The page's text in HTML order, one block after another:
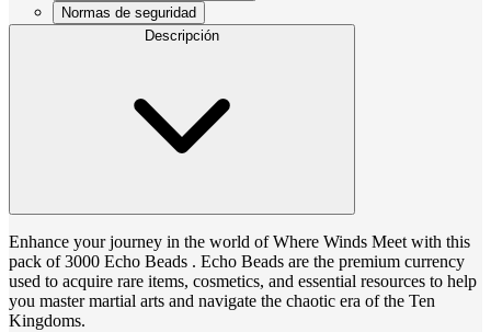
Normas de seguridad
Descripción
Enhance your journey in the world of Where Winds Meet with this
pack of 3000 Echo Beads . Echo Beads are the premium currency
used to acquire rare items, cosmetics, and essential resources to help
you master martial arts and navigate the chaotic era of the Ten
Kingdoms.